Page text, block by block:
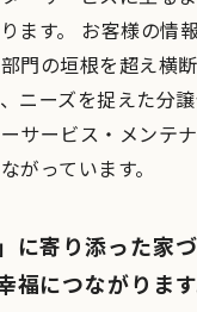
ます。 お客様の情
門の垣根を超え横
ニーズを捉えた分
サービス・メンテ
がっています。
に寄り添った家
福につながります